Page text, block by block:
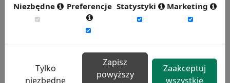
Niezbędne Preferencje Statystyki Marketing
Tylko
niezbędne
Zapisz
powyższy
Zaakceptuj
wszystkie